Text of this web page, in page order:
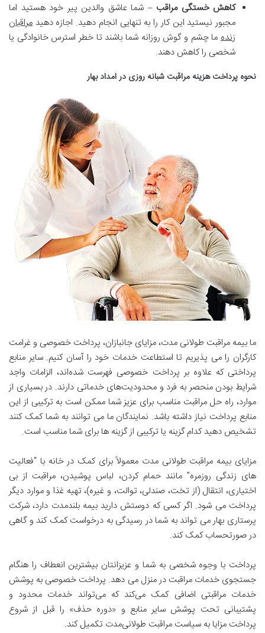
کاهش خستگی مراقب– شما عاشق والدین پیر خود هستید اما
مجبور نیستید این کار را به تنهایی انجام دهید. اجازه دهید مراقبان
زنده ما چشم و گوش روزانه شما باشند تا خطر استرس خانوادگی یا
شخصی را کاهش دهند.
نحوه پرداخت هزینه مراقبت شبانه روزی در امداد بهار
ما بیمه مراقبت طولانی مدت، مزایای جانبازان، پرداخت خصوصی و غرامت
کارگران را می پذیریم تا استطاعت خدمات خود را آسان کنیم. سایر منابع
پرداختی که علاوه بر پرداخت خصوصی فهرست شده‌اند، الزامات واجد
شرایط بودن منحصر به فرد و محدودیت‌های خدماتی دارند. در بسیاری از
موارد، راه حل مراقبت مناسب برای عزیز شما ممکن است به ترکیبی از این
منابع پرداخت نیاز داشته باشد. نمایندگان ما می توانند به شما کمک کنند
تشخیص دهید کدام گزینه یا ترکیبی از گزینه ها برای شما مناسب است.
مزایای بیمه مراقبت طولانی مدت معمولاً برای کمک در خانه با “فعالیت
های زندگی روزمره” مانند حمام کردن، لباس پوشیدن، مراقبت از بی
اختیاری، انتقال (از تخت، صندلی، توالت، و غیره)، تهیه غذا و موارد دیگر
پرداخت می شود. اگر کسی که دوستش دارید بیمه بلندمدت دارد، شرکت
پرستاری بهار می تواند به شما در رسیدگی به درخواست کمک کند و گاهی
در صورتحساب کمک کند.
پرداخت با وجوه شخصی به شما و عزیزانتان بیشترین انعطاف را هنگام
جستجوی خدمات مراقبت در منزل می دهد. پرداخت خصوصی به پوشش
خدمات مراقبتی اضافی کمک می‌کند که می‌تواند خدمات محدود و
پشتیبانی تحت پوشش سایر منابع و «دوره حذف» را قبل از شروع
پرداخت مزایا به سیاست مراقبت طولانی‌مدت تکمیل کند.